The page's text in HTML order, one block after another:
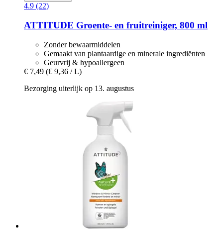
4.9 (22)
ATTITUDE Groente-​ en fruitreiniger, 800 ml
Zonder bewaarmiddelen
Gemaakt van plantaardige en minerale ingrediënten
Geurvrij & hypoallergeen
€ 7,49 (€ 9,36 / L)
Bezorging uiterlijk op 13. augustus